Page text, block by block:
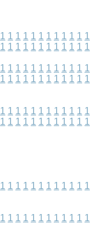
1 1 1 1 1 1 1 1 1 1 1 1
1 1 1 1 1 1 1 1 1 1 1 1
1 1 1 1 1 1 1 1 1 1 1 1
1 1 1 1 1 1 1 1 1 1 1 1
1 1 1 1 1 1 1 1 1 1 1 1
1 1 1 1 1 1 1 1 1 1 1 1
1 1 1 1 1 1 1 1 1 1 1 1
1 1 1 1 1 1 1 1 1 1 1 1